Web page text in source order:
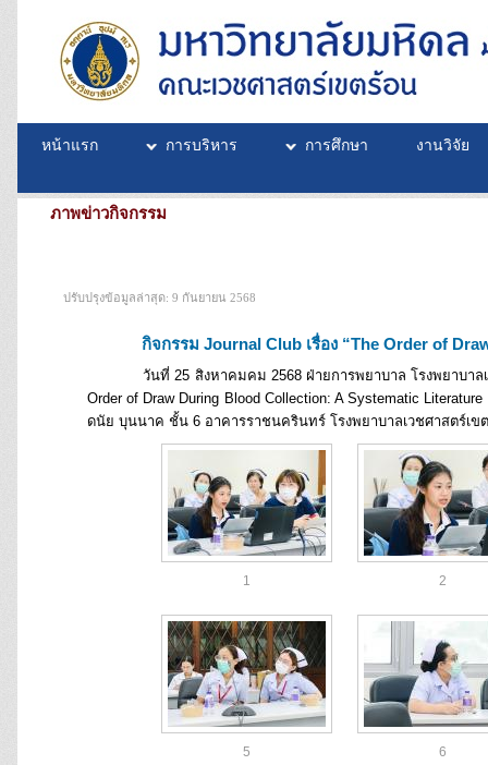
หน้าแรก การบริหาร การศึกษา งานวิจัย
ภาพข่าวกิจกรรม
ปรับปรุงข้อมูลล่าสุด: 9 กันยายน 2568
กิจกรรม Journal Club เรื่อง “The Order of
วันที่ 25 สิงหาคมคม 2568 ฝ่ายการพยาบาล โรงพยาบาลเวช
Order of Draw During Blood Collection: A Systematic
ดนัย บุนนาค ชั้น 6 อาคารราชนครินทร์ โรงพยาบาลเวชศาสตร์เ
1 2
5 6